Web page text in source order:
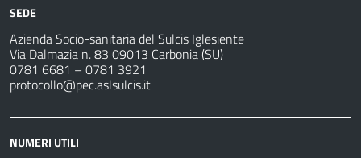
SEDE
Azienda Socio-sanitaria del Sulcis Iglesiente
Via Dalmazia n. 83 09013 Carbonia (SU)
0781 6681 – 0781 3921
protocollo@pec.aslsulcis.it
NUMERI UTILI